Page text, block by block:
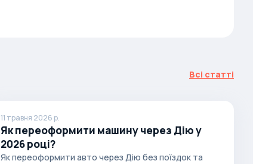
Всі статті
11 травня 2026 р.
Як переоформити машину через Дію у
2026 році?
Як переоформити авто через Дію без поїздок та